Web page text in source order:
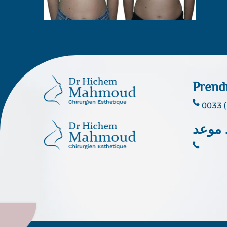
0033
موعد